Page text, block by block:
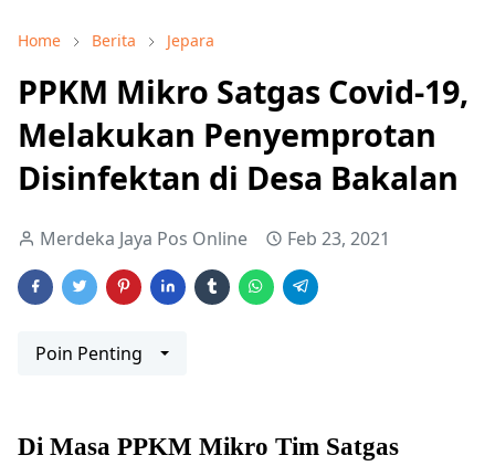
Home Berita Jepara
PPKM Mikro Satgas Covid-19,
Melakukan Penyemprotan
Disinfektan di Desa Bakalan
Merdeka Jaya Pos Online Feb 23, 2021
Poin Penting
Di Masa PPKM Mikro Tim Satgas